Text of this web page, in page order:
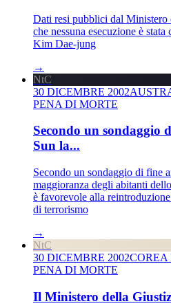
Dati resi pubblici dal
che nessuna esecuzione è
Kim Dae-jung
→
NtC
30 DICEMBRE 2002
PENA DI MORTE
Secondo un sondaggio
Sun la...
Secondo un sondaggio di fine
maggioranza degli abitanti
è favorevole alla
di terrorismo
→
NtC
30 DICEMBRE 2002COREA
PENA DI MORTE
Il Ministero della